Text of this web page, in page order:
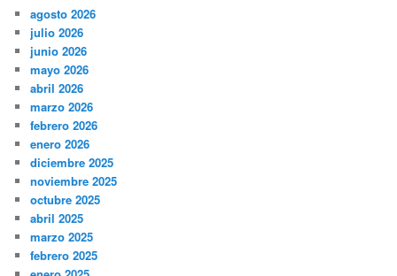
agosto 2026
julio 2026
junio 2026
mayo 2026
abril 2026
marzo 2026
febrero 2026
enero 2026
diciembre 2025
noviembre 2025
octubre 2025
abril 2025
marzo 2025
febrero 2025